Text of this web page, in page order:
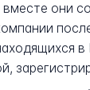
они